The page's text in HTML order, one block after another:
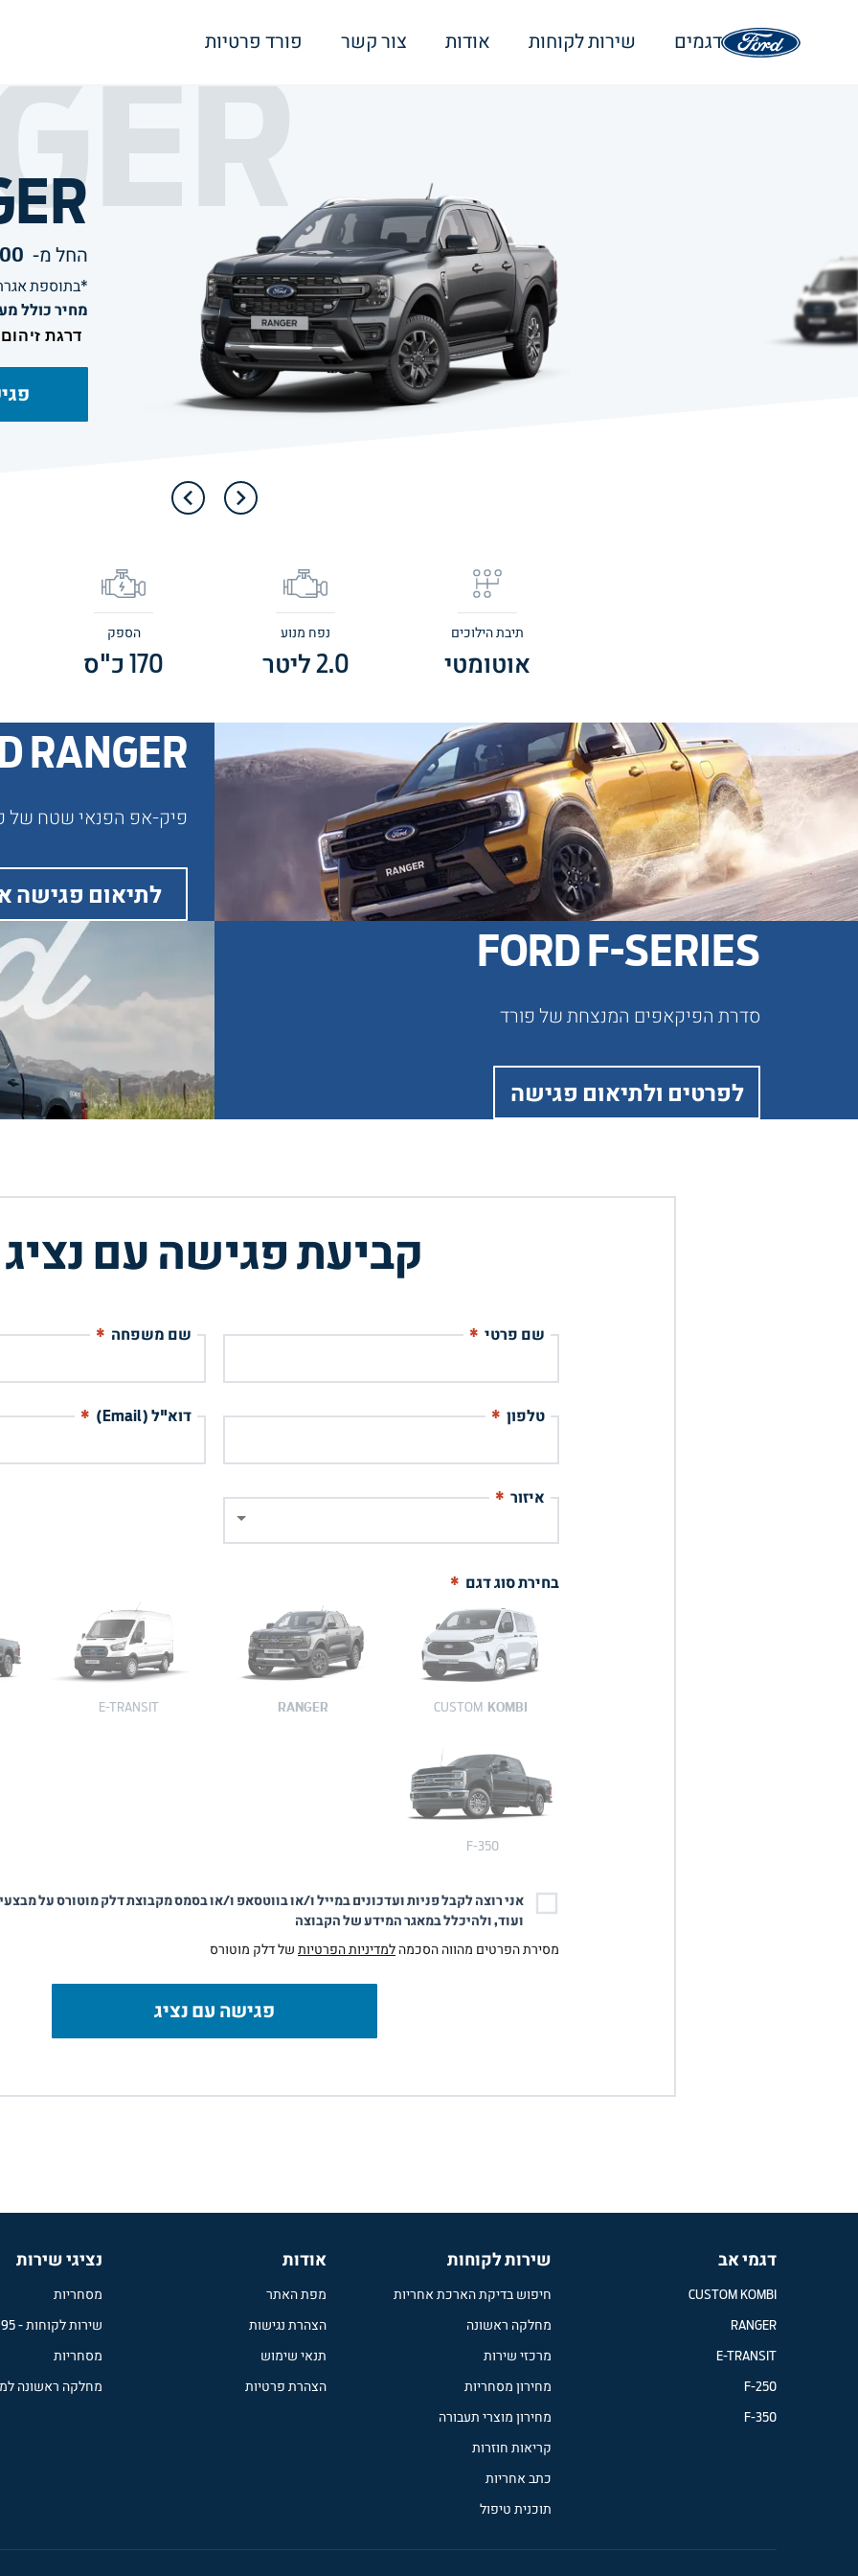
דגמים שירות לקוחות אודות צור קשר פורד פרטיות
החל מ-
*בתוספת
מחיר כולל מע"מ
דרגת זיהום
תיבת הילוכים
אוטומטי
נפח מנוע
2.0 ליטר
הספק
170 כ"ס
RANGER
פיק-אפ הפנאי שטח של
לתיאום פגישה
FORD F-SERIES
סדרת הפיקאפים המנצחת של פורד
לפרטים ולתיאום פגישה
קביעת פגישה עם נציג
שם פרטי * שם משפחה *
טלפון * דוא"ל (Email) *
איזור *
בחירת סוג דגם *
CUSTOM KOMBI
RANGER
E-TRANSIT
F-350
אני רוצה לקבל פניות ועדכונים במייל ו/או בווטסאפ ו/או בסמס מקבוצת דלק מוטורס על
ועוד, ולהיכלל במאגר המידע של הקבוצה
מסירת הפרטים מהווה הסכמה למדיניות הפרטיות של דלק מוטורס
פגישה עם נציג
דגמי אב
CUSTOM KOMBI
RANGER
E-TRANSIT
F-250
F-350
שירות לקוחות
חיפוש בדיקת הארכת אחריות
מחלקה ראשונה
מרכזי שירות
מחירון מסחריות
מחירון מוצרי תעבורה
קריאות חוזרות
כתב אחריות
תוכנית טיפול
אודות
מפת האתר
הצהרת נגישות
תנאי שימוש
הצהרת פרטיות
נציגי שירות
מסחריות
שירות לקוחות -
מסחריות
מחלקה ראשונה